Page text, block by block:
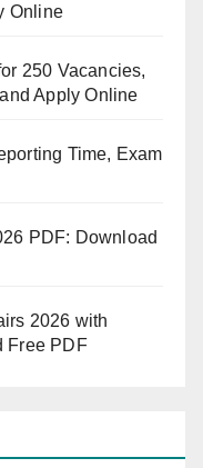
Online
250 Vacancies,
Apply Online
Time, Exam
PDF: Download
2026 with
Free PDF